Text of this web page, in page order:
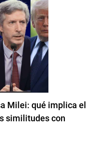
Milei: qué implica el
similitudes con